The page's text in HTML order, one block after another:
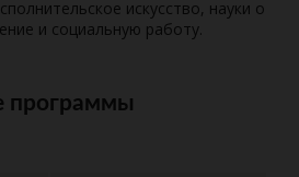
искусство, науки о
и социальную работу.
программы